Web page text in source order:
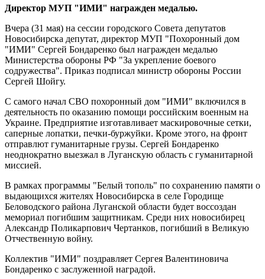
Директор МУП "ИМИ" награжден медалью.
Вчера (31 мая) на сессии городского Совета депутатов
Новосибирска депутат, директор МУП "Похоронный дом
"ИМИ" Сергей Бондаренко был награжден медалью
Министерства обороны РФ "За укрепление боевого
содружества". Приказ подписал министр обороны России
Сергей Шойгу.
С самого начал СВО похоронный дом "ИМИ" включился в
деятельность по оказанию помощи российским военным на
Украине. Предприятие изготавливает маскировочные сетки,
саперные лопатки, печки-буржуйки. Кроме этого, на фронт
отправлют гуманитарные грузы. Сергей Бондаренко
неоднократно выезжал в Луганскую область с гуманитарной
миссией.
В рамках программы "Белый тополь" по сохранению памяти о
выдающихся жителях Новосибирска в селе Городище
Беловодского района Луганской области будет воссоздан
мемориал погибшим защитникам. Среди них новосибирец
Александр Поликарпович Чертанков, погибший в Великую
Отчественную войну.
Коллектив "ИМИ" поздравляет Сергея Валентиновича
Бондаренко с заслуженной наградой.